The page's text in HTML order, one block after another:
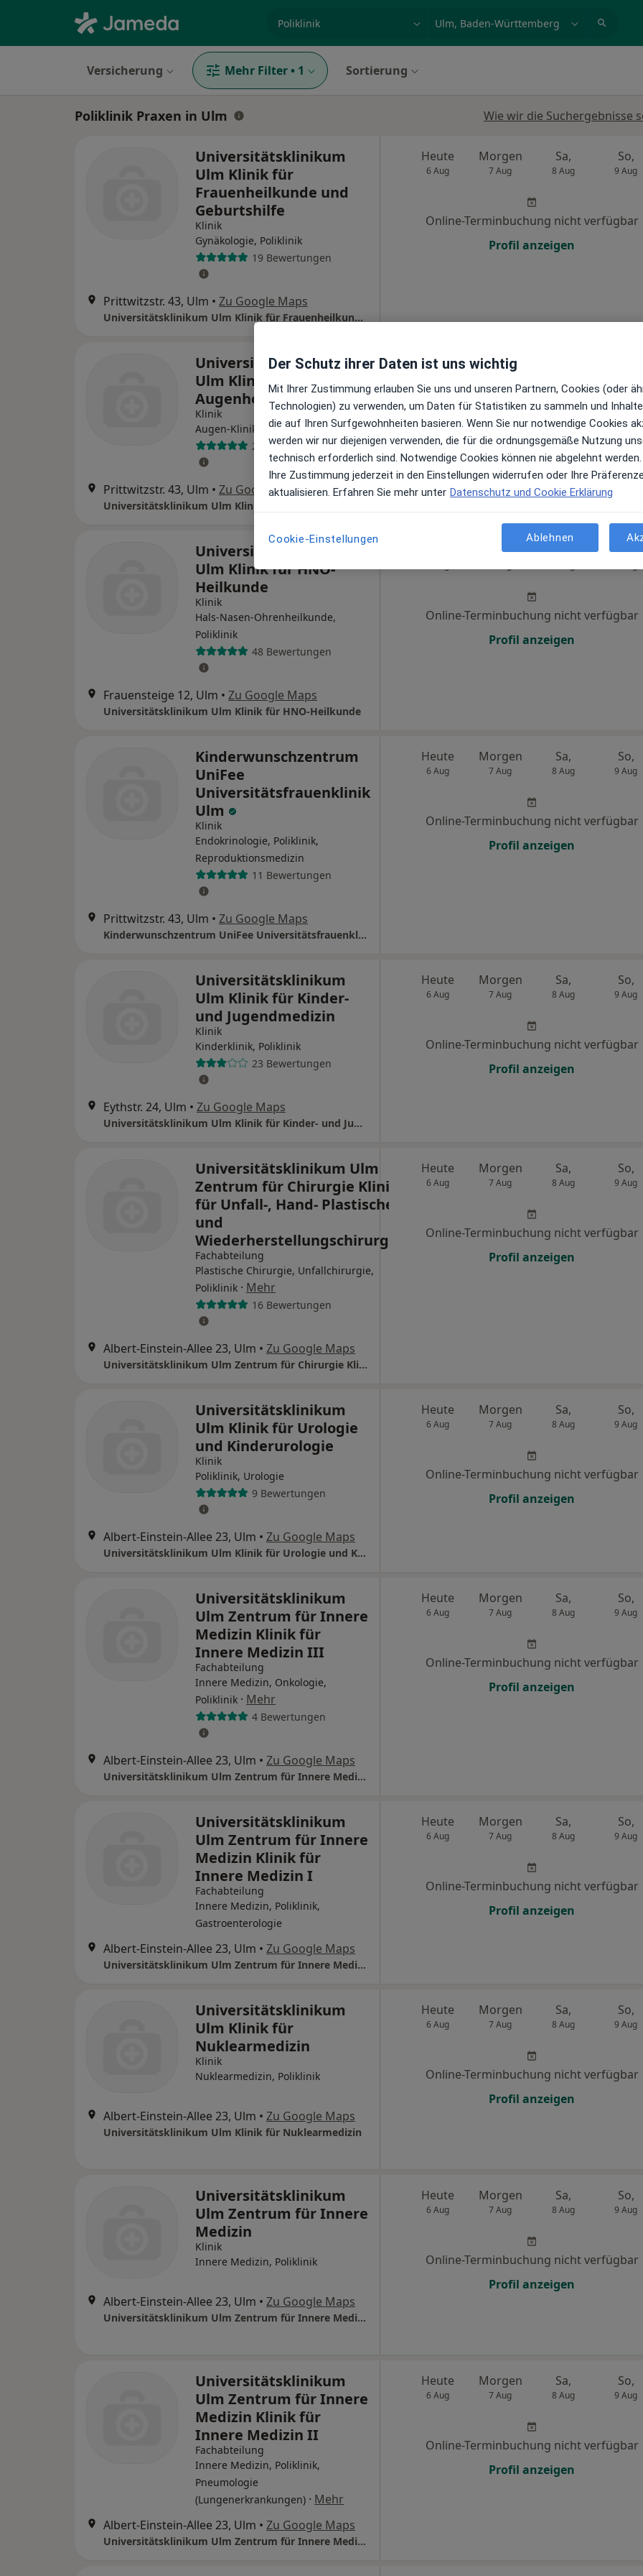
Versicherung Mehr Filter • 1 Sortierung
Poliklinik Praxen in Ulm Wie wir die Suchergebnisse
Universitätsklinikum
Ulm Klinik für
Frauenheilkunde und
Geburtshilfe
Klinik
Gynäkologie, Poliklinik
19 Bewertungen
Prittwitzstr. 43, Ulm • Zu Google Maps
Universitätsklinikum Ulm Klinik für Frauenheilkunde und Geburtshilfe
Heute
6 Aug
Morgen
7 Aug
Sa,
8 Aug
So,
9 Aug
Online-Terminbuchung nicht verfügbar
Profil anzeigen
Universitätsklinikum
Ulm Klinik für
Augenheilkunde
Klinik
Augen-Klinik, Poliklinik
22 Bewertungen
Prittwitzstr. 43, Ulm • Zu Google Maps
Universitätsklinikum Ulm Klinik für Augenheilkunde
Heute Morgen
Online-Terminbuchung nicht verfügbar
Profil anzeigen
Universitätsklinikum
Ulm Klinik für HNO-
Heilkunde
Klinik
Hals-Nasen-Ohrenheilkunde,
Poliklinik
48 Bewertungen
Frauensteige 12, Ulm • Zu Google Maps
Universitätsklinikum Ulm Klinik für HNO-Heilkunde
Morgen Sa, So,
Online-Terminbuchung nicht verfügbar
Profil anzeigen
Kinderwunschzentrum
UniFee
Universitätsfrauenklinik
Ulm
Klinik
Endokrinologie, Poliklinik,
Reproduktionsmedizin
11 Bewertungen
Prittwitzstr. 43, Ulm • Zu Google Maps
Kinderwunschzentrum UniFee Universitätsfrauenklinik Ulm
Heute
6 Aug
Morgen
7 Aug
Sa,
8 Aug
So,
9 Aug
Online-Terminbuchung nicht verfügbar
Profil anzeigen
Universitätsklinikum
Ulm Klinik für Kinder-
und Jugendmedizin
Klinik
Kinderklinik, Poliklinik
23 Bewertungen
Eythstr. 24, Ulm • Zu Google Maps
Universitätsklinikum Ulm Klinik für Kinder- und Jugendmedizin
Heute
6 Aug
Morgen
7 Aug
Sa,
8 Aug
So,
9 Aug
Online-Terminbuchung nicht verfügbar
Profil anzeigen
Universitätsklinikum Ulm
Zentrum für Chirurgie Klinik
für Unfall-, Hand- Plastische
und
Wiederherstellungschirurgie
Fachabteilung
Plastische Chirurgie, Unfallchirurgie,
Poliklinik · Mehr
16 Bewertungen
Albert-Einstein-Allee 23, Ulm • Zu Google Maps
Universitätsklinikum Ulm Zentrum für Chirurgie Klinik für Unfall-, Hand- Plastische und Wiederherstellungschirurgie
Heute
6 Aug
Morgen
7 Aug
Sa,
8 Aug
So,
9 Aug
Online-Terminbuchung nicht verfügbar
Profil anzeigen
Universitätsklinikum
Ulm Klinik für Urologie
und Kinderurologie
Klinik
Poliklinik, Urologie
9 Bewertungen
Albert-Einstein-Allee 23, Ulm • Zu Google Maps
Universitätsklinikum Ulm Klinik für Urologie und Kinderurologie
Heute
6 Aug
Morgen
7 Aug
Sa,
8 Aug
So,
9 Aug
Online-Terminbuchung nicht verfügbar
Profil anzeigen
Universitätsklinikum
Ulm Zentrum für Innere
Medizin Klinik für
Innere Medizin III
Fachabteilung
Innere Medizin, Onkologie,
Poliklinik · Mehr
4 Bewertungen
Albert-Einstein-Allee 23, Ulm • Zu Google Maps
Universitätsklinikum Ulm Zentrum für Innere Medizin Klinik für Innere Medizin III
Heute
6 Aug
Morgen
7 Aug
Sa,
8 Aug
So,
9 Aug
Online-Terminbuchung nicht verfügbar
Profil anzeigen
Universitätsklinikum
Ulm Zentrum für Innere
Medizin Klinik für
Innere Medizin I
Fachabteilung
Innere Medizin, Poliklinik,
Gastroenterologie
Albert-Einstein-Allee 23, Ulm • Zu Google Maps
Universitätsklinikum Ulm Zentrum für Innere Medizin Klinik für Innere Medizin I
Heute
6 Aug
Morgen
7 Aug
Sa,
8 Aug
So,
9 Aug
Online-Terminbuchung nicht verfügbar
Profil anzeigen
Universitätsklinikum
Ulm Klinik für
Nuklearmedizin
Klinik
Nuklearmedizin, Poliklinik
Albert-Einstein-Allee 23, Ulm • Zu Google Maps
Universitätsklinikum Ulm Klinik für Nuklearmedizin
Heute
6 Aug
Morgen
7 Aug
Sa,
8 Aug
So,
9 Aug
Online-Terminbuchung nicht verfügbar
Profil anzeigen
Universitätsklinikum
Ulm Zentrum für Innere
Medizin
Klinik
Innere Medizin, Poliklinik
Albert-Einstein-Allee 23, Ulm • Zu Google Maps
Universitätsklinikum Ulm Zentrum für Innere Medizin
Heute
6 Aug
Morgen
7 Aug
Sa,
8 Aug
So,
9 Aug
Online-Terminbuchung nicht verfügbar
Profil anzeigen
Universitätsklinikum
Ulm Zentrum für Innere
Medizin Klinik für
Innere Medizin II
Fachabteilung
Innere Medizin, Poliklinik,
Pneumologie
(Lungenerkrankungen) · Mehr
Albert-Einstein-Allee 23, Ulm • Zu Google Maps
Universitätsklinikum Ulm Zentrum für Innere Medizin Klinik für Innere Medizin II
Heute
6 Aug
Morgen
7 Aug
Sa,
8 Aug
So,
9 Aug
Online-Terminbuchung nicht verfügbar
Profil anzeigen
Der Schutz ihrer Daten ist uns wichtig
Mit Ihrer Zustimmung erlauben Sie uns und unseren Partnern, Cookies (oder
Technologien) zu verwenden, um Daten für Statistiken zu sammeln und
die auf Ihren Surfgewohnheiten basieren. Wenn Sie nur notwendige Cookies
werden wir nur diejenigen verwenden, die für die ordnungsgemäße Nutzung
technisch erforderlich sind. Notwendige Cookies können nie abgelehnt werden.
Ihre Zustimmung jederzeit in den Einstellungen widerrufen oder Ihre
aktualisieren. Erfahren Sie mehr unter Datenschutz und Cookie Erklärung
Cookie-Einstellungen Ablehnen